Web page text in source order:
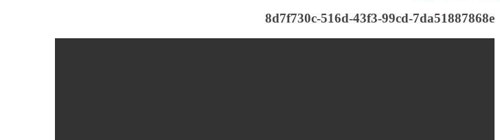
8d7f730c-516d-43f3-99cd-7da51887868e